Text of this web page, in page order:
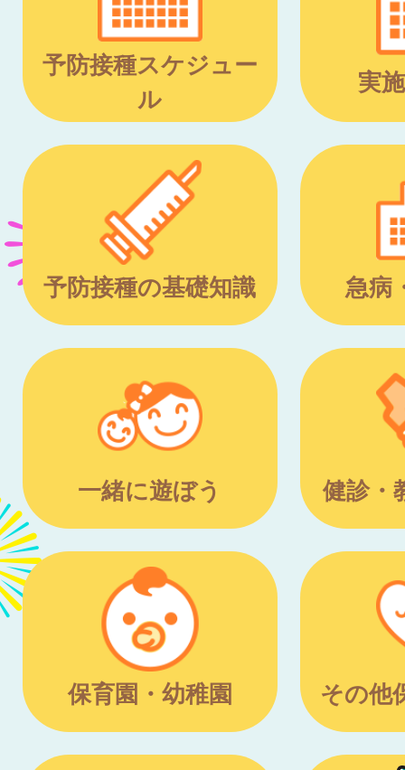
予防接種スケジュー
ル
実
予防接種の基礎知識 急病
一緒に遊ぼう 健診・
保育園・幼稚園 その他